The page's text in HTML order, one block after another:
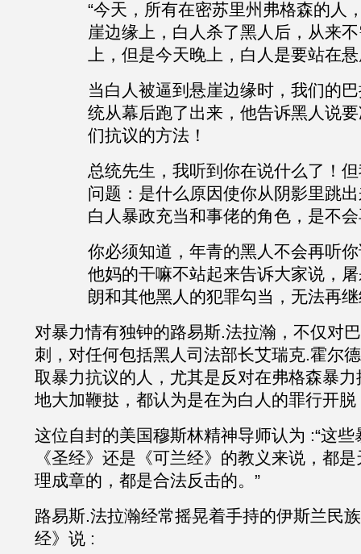
“今天，所有在密苏里州弗格森的人
崖边缘上，白人杀了黑人后，从来
上，但是今天晚上，白人是要站在
当白人被逼到悬崖边缘时，我们的
统从幕后跑了出来，他告诉黑人说
们抗议的方法！
总统先生，我听到你在说什么了！
问题：是什么原因使你从阴影里跳
白人暴政充当和事佬的角色，是不
你必须知道，年青的黑人不会再听
他妈的干嘛不站起来告诉大家说，
朗和其他黑人的犯罪勾当，无法再
对暴力情有独钟的路易斯.法拉瀚 ，不仅对
刺，对任何包括黑人司法部长艾瑞克.霍尔
取暴力抗议的人，尤其是反对在弗格森暴
地大加鞭挞，都认为是在为白人的罪行开
这位自封的美国穆斯林精神导师认为 :“这
《圣经》还是《可兰经》的教义来说，都
理成章的，都是合法反击的。”
路易斯.法拉瀚经常摇晃着手持的伊斯兰民
经》说 :